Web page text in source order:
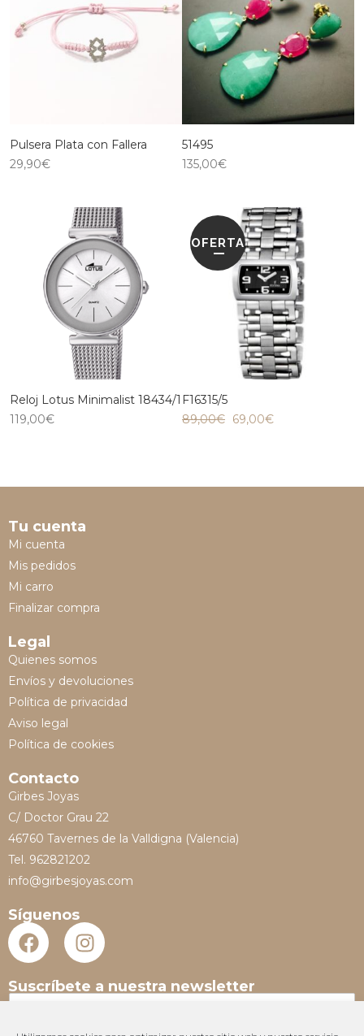
Pulsera Plata con Fallera
29,90€
51495
135,00€
Reloj Lotus Minimalist 18434/1
119,00€
OFERTA
F16315/5
89,00€ 69,00€
Tu cuenta
Mi cuenta
Mis pedidos
Mi carro
Finalizar compra
Legal
Quienes somos
Envíos y devoluciones
Política de privacidad
Aviso legal
Política de cookies
Contacto
Girbes Joyas
C/ Doctor Grau 22
46760 Tavernes de la Valldigna (Valencia)
Tel. 962821202
info@girbesjoyas.com
Síguenos
Suscríbete a nuestra newsletter
N
m